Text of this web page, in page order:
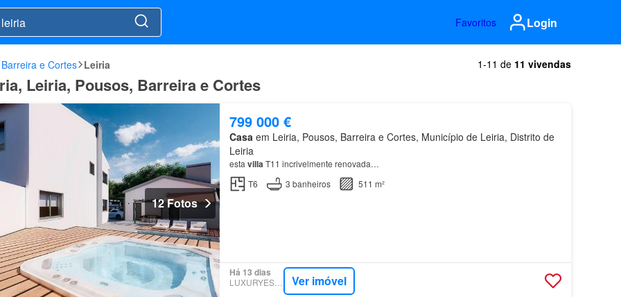
Favoritos Login
e Cortes Leiria 1-11 de 11 vivendas
Leiria, Pousos, Barreira e Cortes
12 Fotos
799 000 €
Casaem Leiria, Pousos, Barreira e Cortes, Município de Leiria, Distrito de
Leiria
esta villaT11 incrivelmente renovada…
T6
3 banheiros 511 m²
Há 13 dias
LUXURYESTATE Ver imóvel